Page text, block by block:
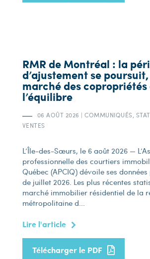
RMR de Montréal : la
d’ajustement se
marché des copropriétés
l’équilibre
06 AOÛT 2026 | COMMUNIQUÉS,
VENTES
L’Île-des-Sœurs, le 6 août 2026 —
professionnelle des courtiers
Québec (APCIQ) dévoile ses
de juillet 2026. Les plus récentes
marché immobilier résidentiel de la
métropolitaine d...
Lire l'article
Télécharger le PDF